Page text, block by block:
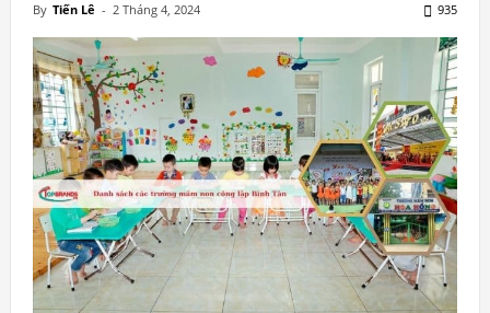
By Tiến Lê - 2 Tháng 4, 2024 935